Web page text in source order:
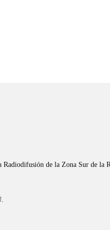
Radiodifusión de la Zona Sur de la